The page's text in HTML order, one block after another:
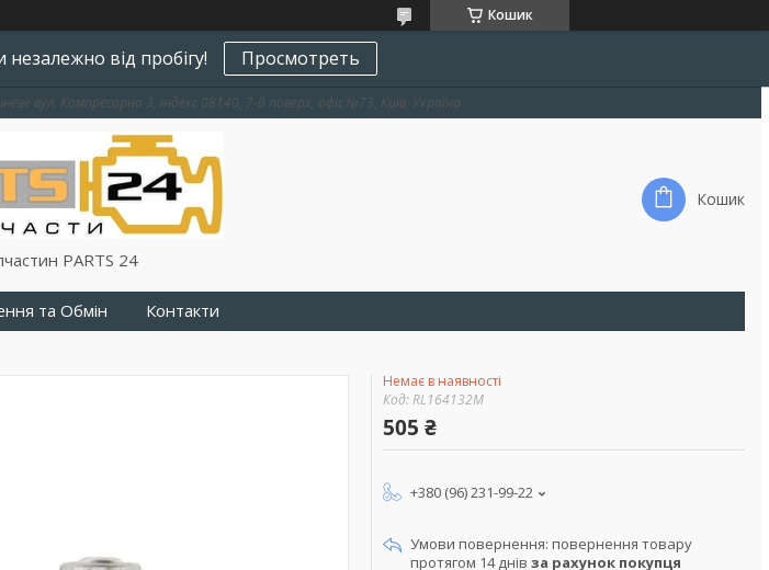
Кошик
від пробігу! Просмотреть
вул. Компресорна 3, індекс 08140, 7-й поверх, офіс №73, Київ, Україна
PARTS 24
Кошик
та Обмін Контакти
Немає в наявності
Код:RL164132M
505 ₴
+380 (96) 231-99-22
повернення товару
протягом 14 днів за рахунок покупця